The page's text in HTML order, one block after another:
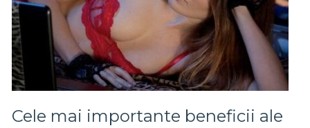
Cele mai importante beneficii ale